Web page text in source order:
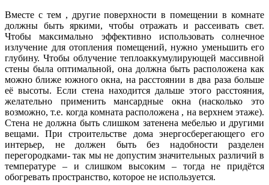
Вместе с тем , другие поверхности в помещении в комнате
должны быть яркими, чтобы отражать и рассеивать свет.
Чтобы максимально эффективно использовать солнечное
излучение для отопления помещений, нужно уменьшить его
глубину. Чтобы облучение теплоаккумулирующей массивной
стены была оптимальной, она должна быть расположена как
можно ближе южного окна, на расстоянии в два раза больше
её высоты. Если cтена находится дальше этого расстояния,
желательно применить мансардные окна (насколько это
возможно, т.е. когда комната расположена , на верхнем этаже).
Стена не должна быть слишком затенена мебелью и другими
вещами. При строительстве дома энергосберегающего его
интерьер, не должен быть без надобности разделен
перегородками- так мы не допустим значительных различий в
температуре – и cлишком высоким – тогда не придётся
обогревать пространство, которое не используется.